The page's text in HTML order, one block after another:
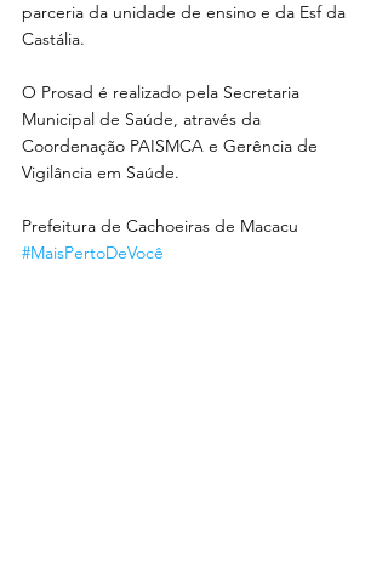
parceria da unidade de ensino e da Esf da
Castália.
O Prosad é realizado pela Secretaria
Municipal de Saúde, através da
Coordenação PAISMCA e Gerência de
Vigilância em Saúde.
Prefeitura de Cachoeiras de Macacu
#MaisPertoDeVocê